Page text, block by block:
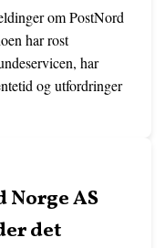
om PostNord
har rost
har
og utfordringer
Norge AS
det